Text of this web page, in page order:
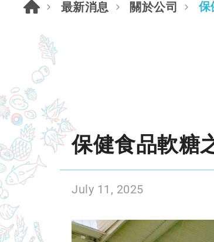
最新消息 關於公司 保
保健食品軟糖
July 11, 2025